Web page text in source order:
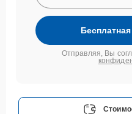
Отправляя, Вы